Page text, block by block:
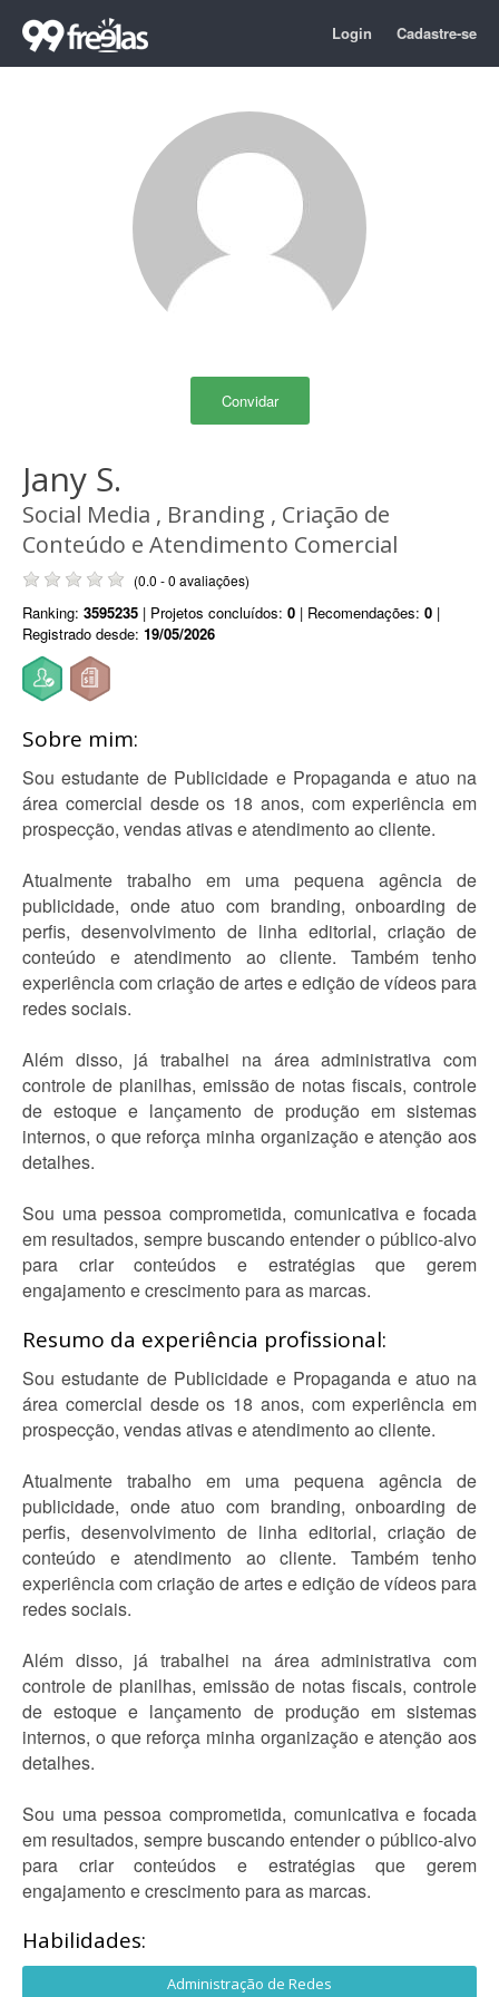
Login Cadastre-se
Convidar
Jany S.
Social Media , Branding , Criação de
Conteúdo e Atendimento Comercial
(0.0 - 0 avaliações)
Ranking: 3595235 | Projetos concluídos: 0 | Recomendações: 0 |
Registrado desde: 19/05/2026
Sobre mim:
Sou estudante de Publicidade e Propaganda e atuo na
área comercial desde os 18 anos, com experiência em
prospecção, vendas ativas e atendimento ao cliente.
Atualmente trabalho em uma pequena agência de
publicidade, onde atuo com branding, onboarding de
perfis, desenvolvimento de linha editorial, criação de
conteúdo e atendimento ao cliente. Também tenho
experiência com criação de artes e edição de vídeos para
redes sociais.
Além disso, já trabalhei na área administrativa com
controle de planilhas, emissão de notas fiscais, controle
de estoque e lançamento de produção em sistemas
internos, o que reforça minha organização e atenção aos
detalhes.
Sou uma pessoa comprometida, comunicativa e focada
em resultados, sempre buscando entender o público-alvo
para criar conteúdos e estratégias que gerem
engajamento e crescimento para as marcas.
Resumo da experiência profissional:
Sou estudante de Publicidade e Propaganda e atuo na
área comercial desde os 18 anos, com experiência em
prospecção, vendas ativas e atendimento ao cliente.
Atualmente trabalho em uma pequena agência de
publicidade, onde atuo com branding, onboarding de
perfis, desenvolvimento de linha editorial, criação de
conteúdo e atendimento ao cliente. Também tenho
experiência com criação de artes e edição de vídeos para
redes sociais.
Além disso, já trabalhei na área administrativa com
controle de planilhas, emissão de notas fiscais, controle
de estoque e lançamento de produção em sistemas
internos, o que reforça minha organização e atenção aos
detalhes.
Sou uma pessoa comprometida, comunicativa e focada
em resultados, sempre buscando entender o público-alvo
para criar conteúdos e estratégias que gerem
engajamento e crescimento para as marcas.
Habilidades:
Administração de Redes